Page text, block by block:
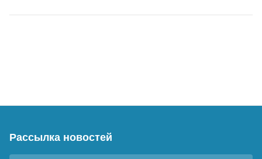
Рассылка новостей